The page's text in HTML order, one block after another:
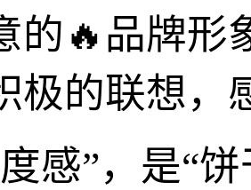
的🔥品牌形
极的联想，
感”，是“